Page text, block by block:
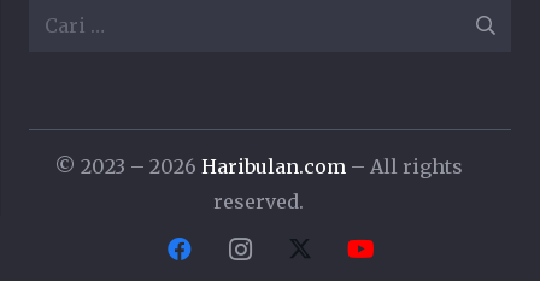
Cari
© 2023 – 2026 Haribulan.com – All rights
reserved.